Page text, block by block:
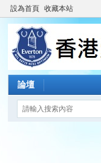
設為首頁 收藏本站
論壇